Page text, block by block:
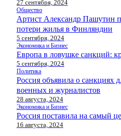
27 сентября, 2024
Общество
Артист Александр Пашутин
потери жилья в Финляндии
5 сентября, 2024
Экономика и Бизнес
Европа в ловушке санкций:
5 сентября, 2024
Политика
Россия объявила о санкциях
военных и журналистов
28 августа, 2024
Экономика и Бизнес
Россия поставила на самый
16 августа, 2024